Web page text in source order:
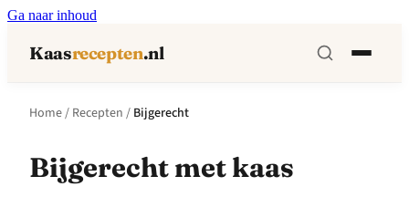
Ga naar inhoud
Kaasrecepten.nl
Home/ Recepten / Bijgerecht
Bijgerecht met kaas